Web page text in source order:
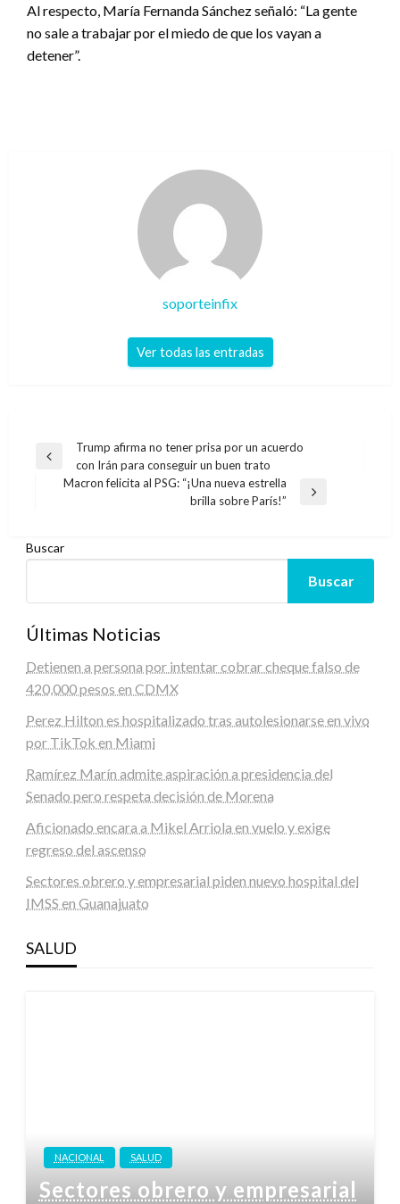
Al respecto, María Fernanda Sánchez señaló: “La gente
no sale a trabajar por el miedo de que los vayan a
detener”.
soporteinfix
Ver todas las entradas
Navegación
Entrada
anterior
Trump afirma no tener prisa por un acuerdo
con Irán para conseguir un buen trato
Macron felicita al PSG: “¡Una nueva estrella
brilla sobre París!”
Buscar
Buscar
Últimas Noticias
Detienen a persona por intentar cobrar cheque falso de
420,000 pesos en CDMX
Perez Hilton es hospitalizado tras autolesionarse en vivo
por TikTok en Miami
Ramírez Marín admite aspiración a presidencia del
Senado pero respeta decisión de Morena
Aficionado encara a Mikel Arriola en vuelo y exige
regreso del ascenso
Sectores obrero y empresarial piden nuevo hospital del
IMSS en Guanajuato
SALUD
NACIONAL SALUD
Sectores obrero y empresarial